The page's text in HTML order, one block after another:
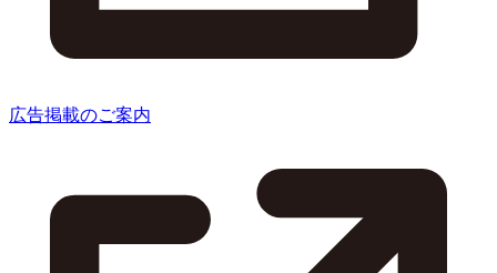
広告掲載のご案内